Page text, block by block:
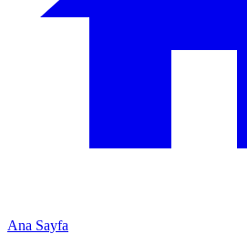
Ana Sayfa